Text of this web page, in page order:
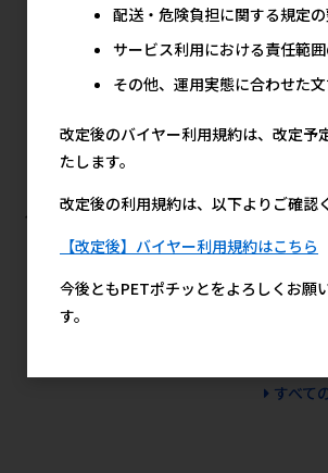
［ペッツルート］カシャカシャ
ぶんぶん トンボ
メーカー希望小売価格 380円
やさしいウェッ
カー直送（本州
ース以上)にご注
すべて
配送・危険負担に関する規定
サービス利用における責任範
その他、運用実態に合わせた
改定後のバイヤー利用規約は、改定予
たします。
改定後の利用規約は、以下よりご確認
【改定後】バイヤー利用規約はこちら
今後ともPETポチッとをよろしくお願
す。